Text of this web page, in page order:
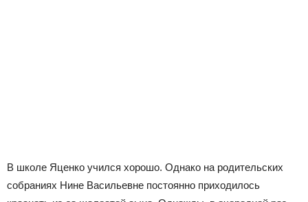
В школе Яценко учился хорошо. Однако на родительских
собраниях Нине Васильевне постоянно приходилось